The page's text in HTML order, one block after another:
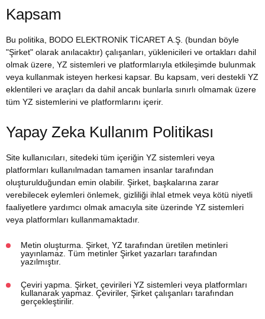
Kapsam
Bu politika, BODO ELEKTRONİK TİCARET A.Ş. (bundan böyle
"Şirket" olarak anılacaktır) çalışanları, yüklenicileri ve ortakları dahil
olmak üzere, YZ sistemleri ve platformlarıyla etkileşimde bulunmak
veya kullanmak isteyen herkesi kapsar. Bu kapsam, veri destekli YZ
eklentileri ve araçları da dahil ancak bunlarla sınırlı olmamak üzere
tüm YZ sistemlerini ve platformlarını içerir.
Yapay Zeka Kullanım Politikası
Site kullanıcıları, sitedeki tüm içeriğin YZ sistemleri veya
platformları kullanılmadan tamamen insanlar tarafından
oluşturulduğundan emin olabilir. Şirket, başkalarına zarar
verebilecek eylemleri önlemek, gizliliği ihlal etmek veya kötü niyetli
faaliyetlere yardımcı olmak amacıyla site üzerinde YZ sistemleri
veya platformları kullanmamaktadır.
Metin oluşturma. Şirket, YZ tarafından üretilen metinleri
yayınlamaz. Tüm metinler Şirket yazarları tarafından
yazılmıştır.
Çeviri yapma. Şirket, çevirileri YZ sistemleri veya platformları
kullanarak yapmaz. Çeviriler, Şirket çalışanları tarafından
gerçekleştirilir.